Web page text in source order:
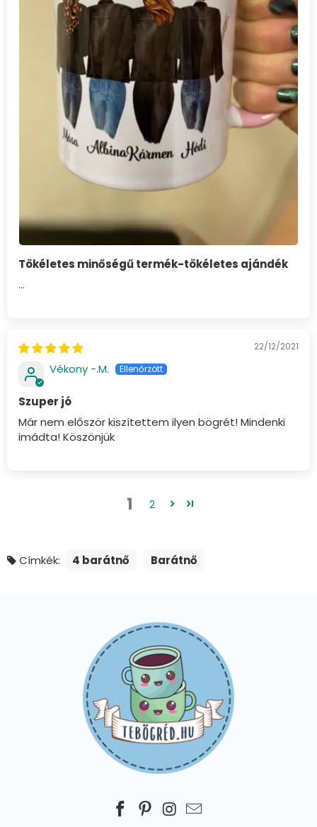
Tökéletes minőségű termék-tökéletes ajándék
…
22/12/2021
Vékony -.M.
Szuper jó
Már nem először kiszítettem ilyen bögrét! Mindenki
imádta! Köszönjük
1 2
Címkék: 4 barátnő Barátnő